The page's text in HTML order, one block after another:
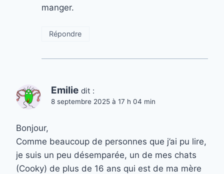
manger.
Répondre
Emilie dit :
8 septembre 2025 à 17 h 04 min
Bonjour,
Comme beaucoup de personnes que j’ai pu lire,
je suis un peu désemparée, un de mes chats
(Cooky) de plus de 16 ans qui est de ma mère